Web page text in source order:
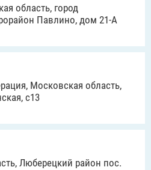
область, город
Павлино, дом 21-А
Московская область,
с13
Люберецкий район пос.